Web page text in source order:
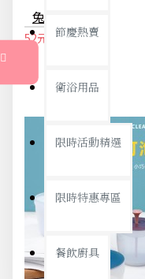
節慶熱賣
衛浴用品
限時活動精選
限時特惠專區
餐飲廚具
52元 54元